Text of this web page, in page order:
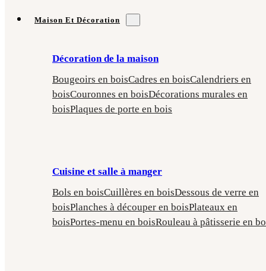
Maison Et Décoration
Décoration de la maison
Bougeoirs en boisCadres en boisCalendriers en
boisCouronnes en boisDécorations murales en
boisPlaques de porte en bois
Cuisine et salle à manger
Bols en boisCuillères en boisDessous de verre en
boisPlanches à découper en boisPlateaux en
boisPortes-menu en boisRouleau à pâtisserie en